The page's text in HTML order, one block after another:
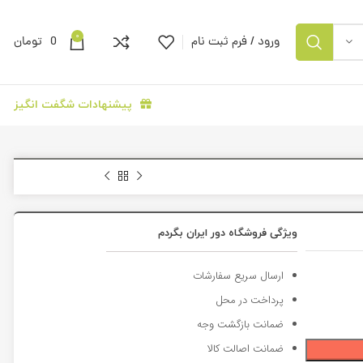
ورود / فرم ثبت نام 0
0 تومان
پیشنهادات شگفت انگیز
ویژگی فروشگاه دور ایران بگردم
ارسال سریع سفارشات
پرداخت در محل
ضمانت بازگشت وجه
ضمانت اصالت کالا